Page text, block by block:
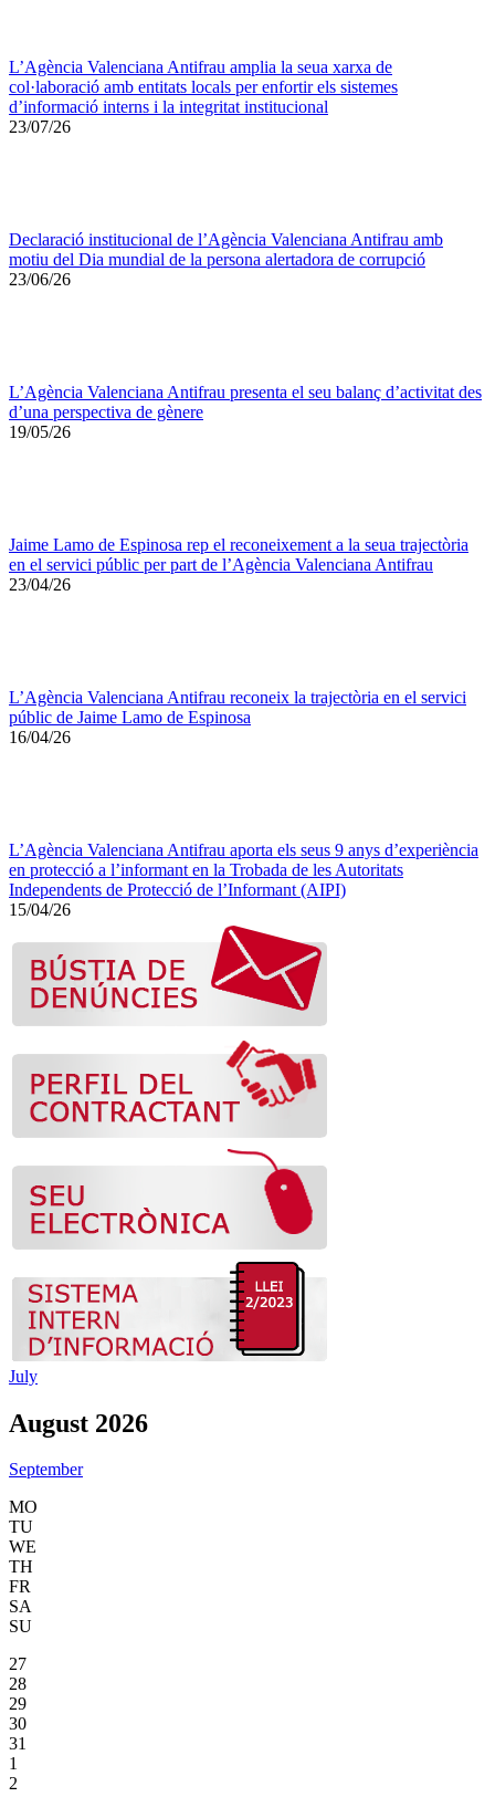
L’Agència Valenciana Antifrau amplia la seua xarxa de
col·laboració amb entitats locals per enfortir els sistemes
d’informació interns i la integritat institucional
23/07/26
Declaració institucional de l’Agència Valenciana Antifrau amb
motiu del Dia mundial de la persona alertadora de corrupció
23/06/26
L’Agència Valenciana Antifrau presenta el seu balanç d’activitat des
d’una perspectiva de gènere
19/05/26
Jaime Lamo de Espinosa rep el reconeixement a la seua trajectòria
en el servici públic per part de l’Agència Valenciana Antifrau
23/04/26
L’Agència Valenciana Antifrau reconeix la trajectòria en el servici
públic de Jaime Lamo de Espinosa
16/04/26
L’Agència Valenciana Antifrau aporta els seus 9 anys d’experiència
en protecció a l’informant en la Trobada de les Autoritats
Independents de Protecció de l’Informant (AIPI)
15/04/26
July
August 2026
September
MO
TU
WE
TH
FR
SA
SU
27
28
29
30
31
1
2